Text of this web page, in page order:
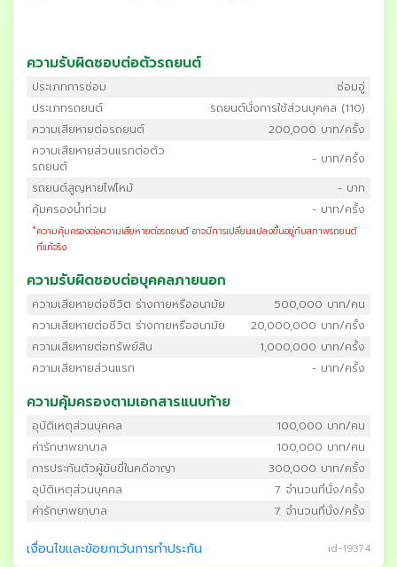
ความรับผิดชอบต่อตัวรถยนต์
ประเภทการซ่อม
ซ่อมอู่
ประเภทรถยนต์
รถยนต์นั่งการใช้ส่วนบุคคล (110)
ความเสียหายต่อรถยนต์
200,000 บาท/ครั้ง
ความเสียหายส่วนแรกต่อตัว
รถยนต์
- บาท/ครั้ง
รถยนต์สูญหายไฟไหม้
- บาท
คุ้มครองน้ำท่วม
- บาท/ครั้ง
*ความคุ้มครองต่อความเสียหายต่อรถยนต์ อาจมีการเปลี่ยนแปลงขึ้นอยู่กับสภาพรถยนต์
ที่แท้จริง
ความรับผิดชอบต่อบุคคลภายนอก
ความเสียหายต่อชีวิต ร่างกายหรืออนามัย
500,000 บาท/คน
ความเสียหายต่อชีวิต ร่างกายหรืออนามัย
20,000,000 บาท/ครั้ง
ความเสียหายต่อทรัพย์สิน
1,000,000 บาท/ครั้ง
ความเสียหายส่วนแรก
- บาท/ครั้ง
ความคุ้มครองตามเอกสารแนบท้าย
อุบัติเหตุส่วนบุคคล
100,000 บาท/คน
ค่ารักษาพยาบาล
100,000 บาท/คน
การประกันตัวผู้ขับขี่ในคดีอาญา
300,000 บาท/ครั้ง
อุบัติเหตุส่วนบุคคล
7 จำนวนที่นั่ง/ครั้ง
ค่ารักษาพยาบาล
7 จำนวนที่นั่ง/ครั้ง
เงื่อนไขและข้อยกเว้นการทำประกัน id-19374